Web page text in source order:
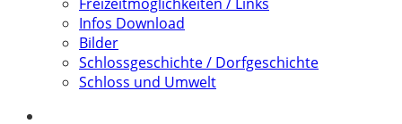
Infos Download
Bilder
Schlossgeschichte / Dorfgeschichte
Schloss und Umwelt